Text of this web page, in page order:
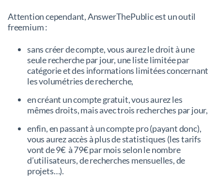
Attention cependant, AnswerThePublic est un outil
freemium :
sans créer de compte, vous aurez le droit à une
seule recherche par jour, une liste limitée par
catégorie et des informations limitées concernant
les volumétries de recherche,
en créant un compte gratuit, vous aurez les
mêmes droits, mais avec trois recherches par jour,
enfin, en passant à un compte pro (payant donc),
vous aurez accès à plus de statistiques (les tarifs
vont de 9€ à 79€ par mois selon le nombre
d’utilisateurs, de recherches mensuelles, de
projets…).